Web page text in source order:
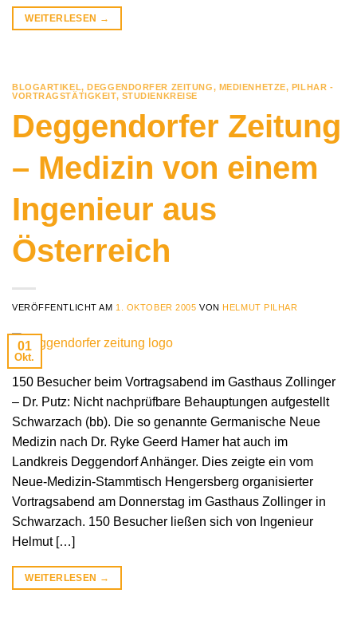
WEITERLESEN →
BLOGARTIKEL, DEGGENDORFER ZEITUNG, MEDIENHETZE, PILHAR -
VORTRAGSTÄTIGKEIT, STUDIENKREISE
Deggendorfer Zeitung
– Medizin von einem
Ingenieur aus
Österreich
VERÖFFENTLICHT AM 1. OKTOBER 2005 VON HELMUT PILHAR
01
Okt.
150 Besucher beim Vortragsabend im Gasthaus Zollinger
– Dr. Putz: Nicht nachprüfbare Behauptungen aufgestellt
Schwarzach (bb). Die so genannte Germanische Neue
Medizin nach Dr. Ryke Geerd Hamer hat auch im
Landkreis Deggendorf Anhänger. Dies zeigte ein vom
Neue-Medizin-Stammtisch Hengersberg organisierter
Vortragsabend am Donnerstag im Gasthaus Zollinger in
Schwarzach. 150 Besucher ließen sich von Ingenieur
Helmut […]
WEITERLESEN →